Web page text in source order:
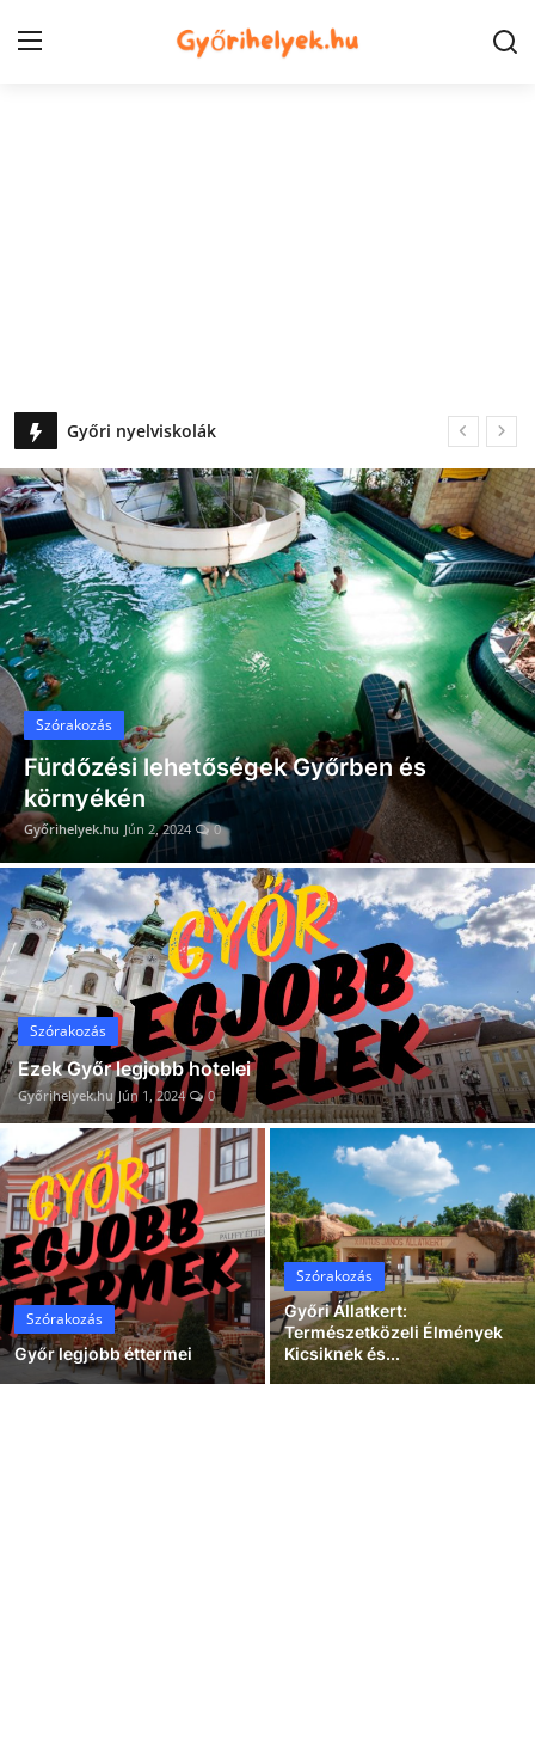
Egészség
Oktatás
Tech
Receptek
Galéria
Győr gyermek háziorvosok
Fürdőzési lehetőségek Győrben és környékén
Győr Látnivalói: 20 Kihagyhatatlan Helyszín a Városban
Hogyan találj megbízható orvost Győrben? – Tippek és online keresési lehetőségek
Győri nyelviskolák
Szórakozás
Fürdőzési lehetőségek Győrben és
környékén
Győrihelyek.hu Jún 2, 2024 0
Szórakozás
Ezek Győr legjobb hotelei
Győrihelyek.hu Jún 1, 2024 0
Szórakozás
Győr legjobb éttermei
Szórakozás
Győri Állatkert:
Természetközeli Élmények
Kicsiknek és...